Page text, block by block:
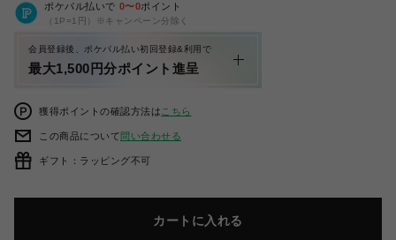
ポケパル払いで 0〜0ポイント
（1P=1円）※キャンペーン分除く
会員登録後、ポケパル払い初回登録&利用で
最大1,500円分ポイント進呈
獲得ポイントの確認方法は こちら
この商品について問い合わせる
ギフト：ラッピング不可
カートに入れる